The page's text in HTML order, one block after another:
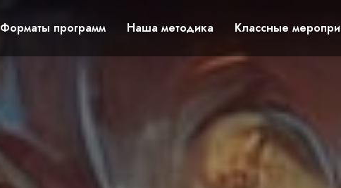
Форматы программ Наша методика Классные